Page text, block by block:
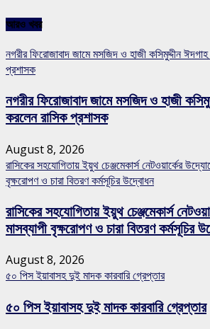
আরও খবর
নগরীর ফিরোজাবাদ জামে মসজিদ ও হাজী কসিমুদ্দীন
প্রশাসক
নগরীর ফিরোজাবাদ জামে মসজিদ ও হাজী
করলেন রাসিক প্রশাসক
August 8, 2026
রাসিকের সহযোগিতায় ইয়ুথ চেঞ্জমেকার্স নেটওয়ার্কের
বৃক্ষরোপণ ও চারা বিতরণ কর্মসূচির উদ্বোধন
রাসিকের সহযোগিতায় ইয়ুথ চেঞ্জমেকার্স
মাসব্যাপী বৃক্ষরোপণ ও চারা বিতরণ কর্মসূচির
August 8, 2026
৫০ পিস ইয়াবাসহ দুই মাদক কারবারি গ্রেপ্তার
৫০ পিস ইয়াবাসহ দুই মাদক কারবারি গ্রেপ্তার